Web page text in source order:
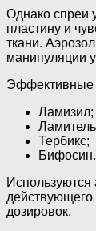
Однако спреи
пластину и
ткани.
манипуляции
Эффективные
Ламизил;
Тербикс;
Бифосин.
Используются
действующего
дозировок.